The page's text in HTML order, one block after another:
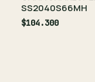
SS2040S66MH
$104.300